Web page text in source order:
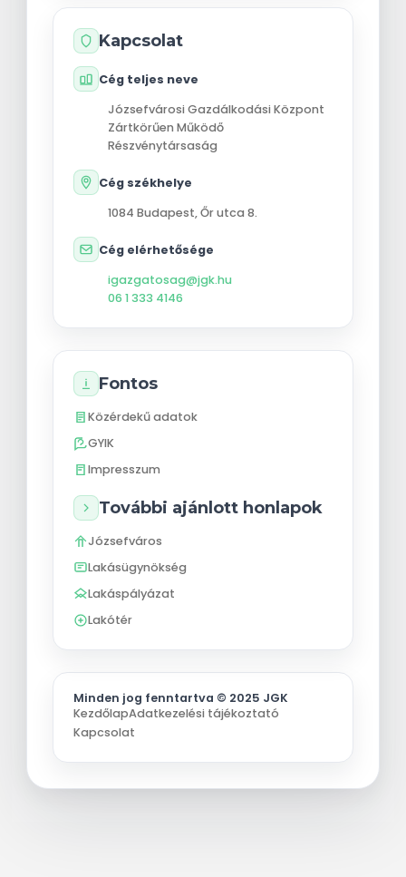
Kapcsolat
Cég teljes neve
Józsefvárosi Gazdálkodási Központ
Zártkörűen Működő
Részvénytársaság
Cég székhelye
1084 Budapest,Őr utca 8.
Cég elérhetősége
igazgatosag@jgk.hu
06 1 333 4146
Fontos
Közérdekű adatok
GYIK
Impresszum
További ajánlott honlapok
Józsefváros
Lakásügynökség
Lakáspályázat
Lakótér
Minden jog fenntartva © 2025 JGK
KezdőlapAdatkezelési tájékoztató
Kapcsolat